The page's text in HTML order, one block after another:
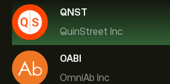
QNST
QuinStreet Inc
OABI
OmniAb Inc